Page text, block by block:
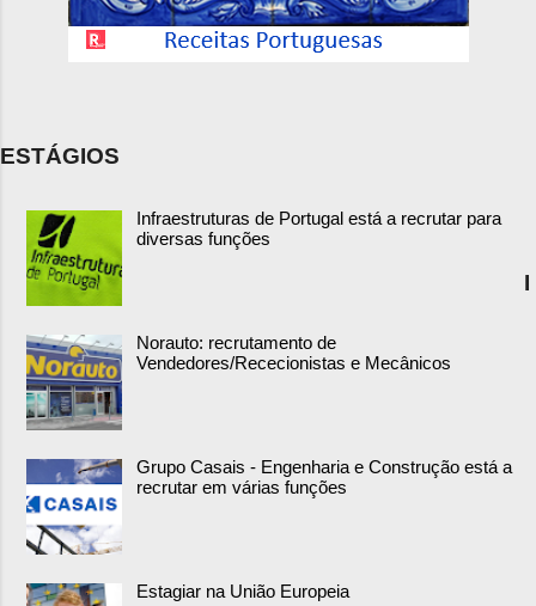
ESTÁGIOS
Infraestruturas de Portugal está a recrutar para
diversas funções
Norauto: recrutamento de
Vendedores/Rececionistas e Mecânicos
Grupo Casais - Engenharia e Construção está a
recrutar em várias funções
Estagiar na União Europeia
I